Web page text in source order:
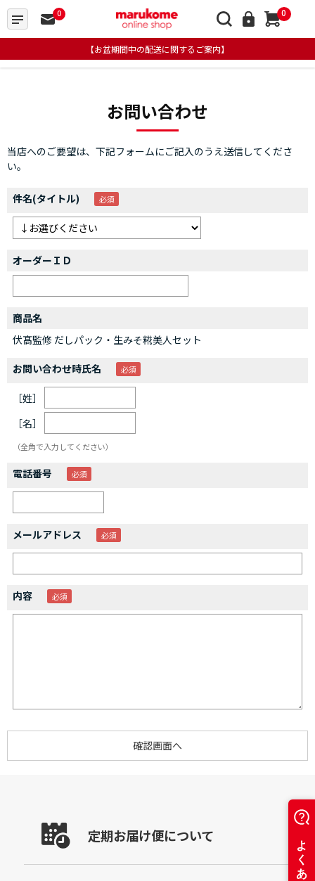
0 0
【お盆期間中の配送に関するご案内】
お問い合わせ
当店へのご要望は、下記フォームにご記入のうえ送信してくださ
い。
件名(タイトル)
オーダーＩＤ
商品名
伏髙監修 だしパック・生みそ糀美人セット
お問い合わせ時氏名
［姓］
［名］
（全角で入力してください）
電話番号
メールアドレス
内容
定期お届け便について